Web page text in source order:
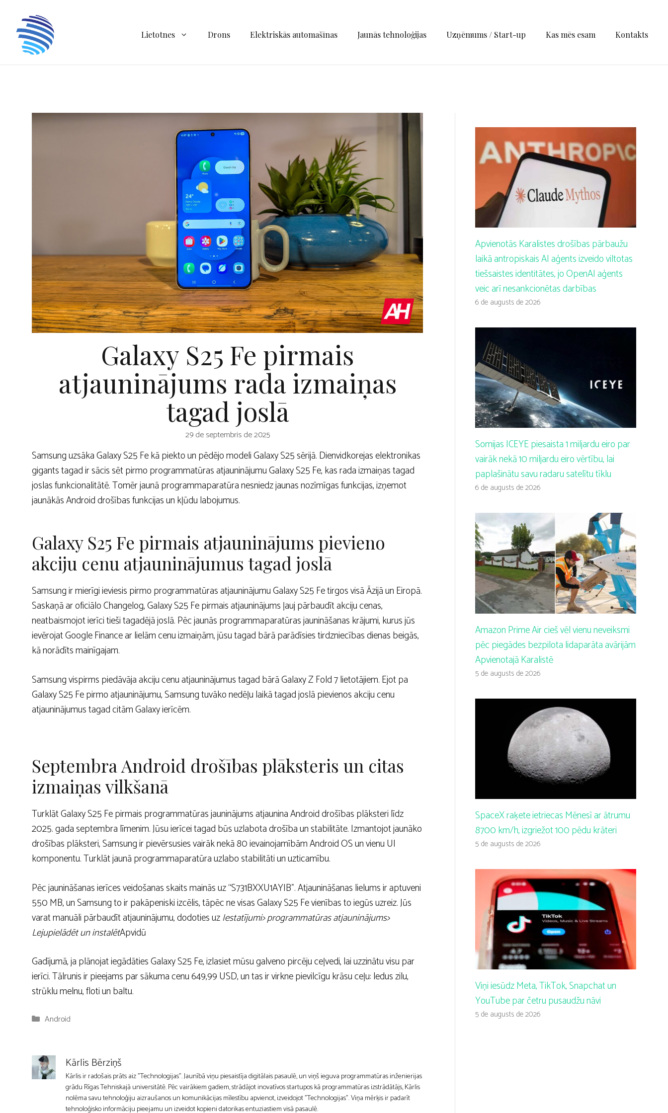
saturu
Lietotnes Drons Elektriskās automašīnas Jaunās tehnoloģijas Uzņēmums / Start-up Kas mēs esam Kontakts
Galaxy S25 Fe pirmais
atjauninājums rada izmaiņas
tagad joslā
29 de septembris de 2025
Samsung uzsāka Galaxy S25 Fe kā piekto un pēdējo modeli Galaxy S25 sērijā. Dienvidkorejas elektronikas
gigants tagad ir sācis sēt pirmo programmatūras atjauninājumu Galaxy S25 Fe, kas rada izmaiņas tagad
joslas funkcionalitātē. Tomēr jaunā programmaparatūra nesniedz jaunas nozīmīgas funkcijas, izņemot
jaunākās Android drošības funkcijas un kļūdu labojumus.
Galaxy S25 Fe pirmais atjauninājums pievieno
akciju cenu atjauninājumus tagad joslā
Samsung ir mierīgi ieviesis pirmo programmatūras atjauninājumu Galaxy S25 Fe tirgos visā Āzijā un Eiropā.
Saskaņā ar oficiālo Changelog, Galaxy S25 Fe pirmais atjauninājums ļauj pārbaudīt akciju cenas,
neatbaismojot ierīci tieši tagadējā joslā. Pēc jaunās programmaparatūras jaunināšanas krājumi, kurus jūs
ievērojat Google Finance ar lielām cenu izmaiņām, jūsu tagad bārā parādīsies tirdzniecības dienas beigās,
kā norādīts mainīgajam.
Samsung vispirms piedāvāja akciju cenu atjauninājumus tagad bārā Galaxy Z Fold 7 lietotājiem. Ejot pa
Galaxy S25 Fe pirmo atjauninājumu, Samsung tuvāko nedēļu laikā tagad joslā pievienos akciju cenu
atjauninājumus tagad citām Galaxy ierīcēm.
Septembra Android drošības plāksteris un citas
izmaiņas vilkšanā
Turklāt Galaxy S25 Fe pirmais programmatūras jauninājums atjaunina Android drošības plāksteri līdz
2025. gada septembra līmenim. Jūsu ierīcei tagad būs uzlabota drošība un stabilitāte. Izmantojot jaunāko
drošības plāksteri, Samsung ir pievērsusies vairāk nekā 80 ievainojamībām Android OS un vienu UI
komponentu. Turklāt jaunā programmaparatūra uzlabo stabilitāti un uzticamību.
Pēc jaunināšanas ierīces veidošanas skaits mainās uz “S731BXXU1AYIB”. Atjaunināšanas lielums ir aptuveni
550 MB, un Samsung to ir pakāpeniski izcēlis, tāpēc ne visas Galaxy S25 Fe vienības to iegūs uzreiz. Jūs
varat manuāli pārbaudīt atjauninājumu, dodoties uzIestatījumi> programmatūras atjauninājums>
Lejupielādēt un instalētApvidū
Gadījumā, ja plānojat iegādāties Galaxy S25 Fe, izlasiet mūsu galveno pircēju ceļvedi, lai uzzinātu visu par
ierīci. Tālrunis ir pieejams par sākuma cenu 649,99 USD, un tas ir virkne pievilcīgu krāsu ceļu: ledus zilu,
strūklu melnu, floti un baltu.
Kategorijas
Android
Kārlis Bērziņš
Kārlis ir radošais prāts aiz "Technologijas". Jaunībā viņu piesaistīja digitālais pasaulē, un viņš ieguva programmatūras inženierijas
grādu Rīgas Tehniskajā universitātē. Pēc vairākiem gadiem, strādājot inovatīvos startupos kā programmatūras izstrādātājs, Kārlis
nolēma savu tehnoloģiju aizraušanos un komunikācijas mīlestību apvienot, izveidojot "Technologijas". Viņa mērķis ir padarīt
tehnoloģisko informāciju pieejamu un izveidot kopieni datorikas entuziastiem visā pasaulē.
Apvienotās Karalistes drošības pārbaužu
laikā antropiskais AI aģents izveido viltotas
tiešsaistes identitātes, jo OpenAI aģents
veic arī nesankcionētas darbības
6 de augusts de 2026
Somijas ICEYE piesaista 1 miljardu eiro par
vairāk nekā 10 miljardu eiro vērtību, lai
paplašinātu savu radaru satelītu tīklu
6 de augusts de 2026
Amazon Prime Air cieš vēl vienu neveiksmi
pēc piegādes bezpilota lidaparāta avārijām
Apvienotajā Karalistē
5 de augusts de 2026
SpaceX raķete ietriecas Mēnesī ar ātrumu
8700 km/h, izgriežot 100 pēdu krāteri
5 de augusts de 2026
Viņi iesūdz Meta, TikTok, Snapchat un
YouTube par četru pusaudžu nāvi
5 de augusts de 2026